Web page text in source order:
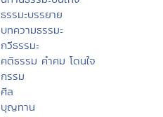
ธรรมะบรรยาย
บทความธรรมะ
กวีธรรมะ
คติธรรม คำคม โดนใจ
กรรม
ศีล
บุญทาน